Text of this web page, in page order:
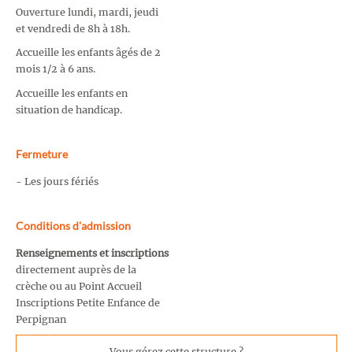
Ouverture lundi, mardi, jeudi
et vendredi de 8h à 18h.
Accueille les enfants âgés de 2
mois 1/2 à 6 ans.
Accueille les enfants en
situation de handicap.
Fermeture
- Les jours fériés
Conditions d'admission
Renseignements et inscriptions
directement auprès de la
crèche ou au Point Accueil
Inscriptions Petite Enfance de
Perpignan